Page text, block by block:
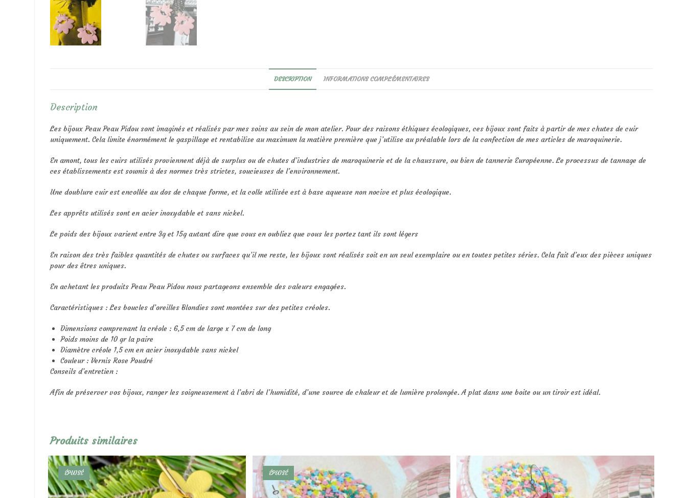
DESCRIPTION INFORMATIONS COMPLÉMENTAIRES
Description
Les bijoux Peau Peau Pidou sont imaginés et réalisés par mes soins au sein de mon atelier. Pour des raisons éthiques écologiques, ces bijoux sont faits à partir de mes chutes de cuir
uniquement. Cela limite énormément le gaspillage et rentabilise au maximum la matière première que j’utilise au préalable lors de la confection de mes articles de maroquinerie.
En amont, tous les cuirs utilisés proviennent déjà de surplus ou de chutes d’industries de maroquinerie et de la chaussure, ou bien de tannerie Européenne. Le processus de tannage de
ces établissements est soumis à des normes très strictes, soucieuses de l’environnement.
Une doublure cuir est encollée au dos de chaque forme, et la colle utilisée est à base aqueuse non nocive et plus écologique.
Les apprêts utilisés sont en acier inoxydable et sans nickel.
Le poids des bijoux varient entre 3g et 15g autant dire que vous en oubliez que vous les portez tant ils sont légers
En raison des très faibles quantités de chutes ou surfaces qu’il me reste, les bijoux sont réalisés soit en un seul exemplaire ou en toutes petites séries. Cela fait d’eux des pièces uniques
pour des êtres uniques.
En achetant les produits Peau Peau Pidou nous partageons ensemble des valeurs engagées.
Caractéristiques : Les boucles d’oreilles Blondies sont montées sur des petites créoles.
Dimensions comprenant la créole : 6,5 cm de large x 7 cm de long
Poids moins de 10 gr la paire
Diamètre créole 1,5 cm en acier inoxydable sans nickel
Couleur : Vernis Rose Poudré
Conseils d’entretien :
Afin de préserver vos bijoux, ranger les soigneusement à l’abri de l’humidité, d’une source de chaleur et de lumière prolongée. A plat dans une boite ou un tiroir est idéal.
Produits similaires
ÉPUISÉ ÉPUISÉ